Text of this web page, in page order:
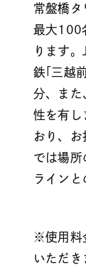
常盤橋
最大100
ります
鉄｢三越
分、また
性を有し
おり、
では場所
ライン
※使用料
いただき